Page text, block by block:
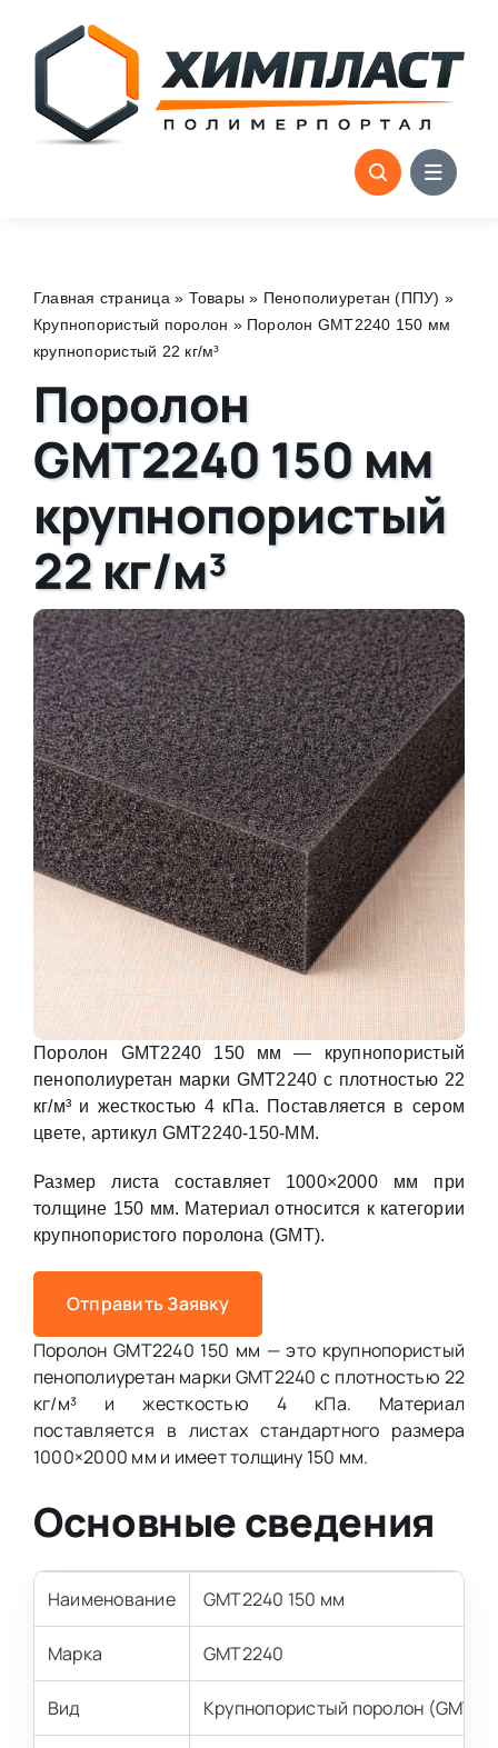
content
Главная страница » Товары » Пенополиуретан (ППУ) »
Крупнопористый поролон » Поролон GMT2240 150 мм
крупнопористый 22 кг/м³
Поролон
GMT2240 150 мм
крупнопористый
22 кг/м³
Поролон GMT2240 150 мм — крупнопористый
пенополиуретан марки GMT2240 с плотностью 22
кг/м³ и жесткостью 4 кПа. Поставляется в сером
цвете, артикул GMT2240-150-MM.
Размер листа составляет 1000×2000 мм при
толщине 150 мм. Материал относится к категории
крупнопористого поролона (GMT).
Отправить Заявку
Поролон GMT2240 150 мм — это крупнопористый
пенополиуретан марки GMT2240 с плотностью 22
кг/м³ и жесткостью 4 кПа. Материал
поставляется в листах стандартного размера
1000×2000 мм и имеет толщину 150 мм.
Основные сведения
Наименование GMT2240 150 мм
Марка GMT2240
Вид Крупнопористый поролон (GMT)